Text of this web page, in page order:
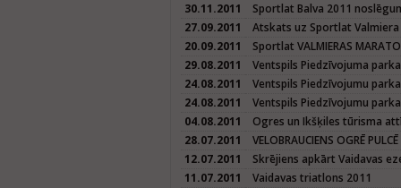
30.11.2011
Sportlat Balva 2011
27.09.2011
Atskats uz Sportlat
20.09.2011
Sportlat VALMIERAS
29.08.2011
Ventspils Piedzīvojuma
24.08.2011
Ventspils Piedzīvojumu
24.08.2011
Ventspils Piedzīvojumu
04.08.2011
Ogres un Ikšķiles tūrisma
28.07.2011
VELOBRAUCIENS OGRĒ
12.07.2011
Skrējiens apkārt Vaidavas
11.07.2011
Vaidavas triatlons 2011